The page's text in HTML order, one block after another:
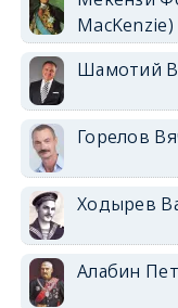
MacKenzie)
Шамотий
Горелов
Ходырев
Алабин